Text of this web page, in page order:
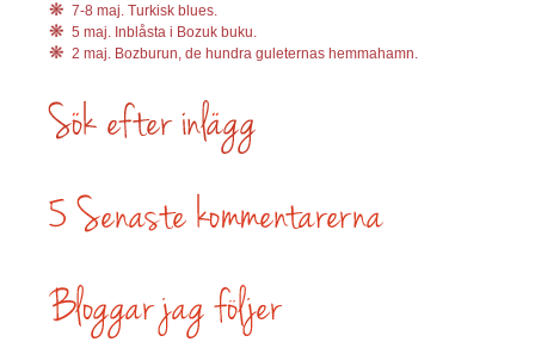
7-8 maj. Turkisk blues.
5 maj. Inblåsta i Bozuk buku.
2 maj. Bozburun, de hundra guleternas hemmahamn.